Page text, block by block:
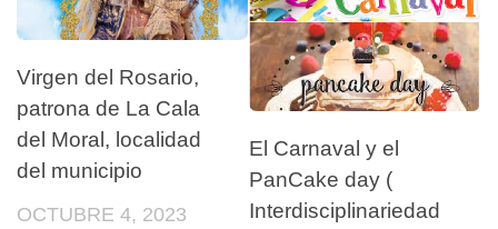
Virgen del Rosario,
patrona de La Cala
del Moral, localidad
del municipio
OCTUBRE 4, 2023
El Carnaval y el
PanCake day (
Interdisciplinariedad